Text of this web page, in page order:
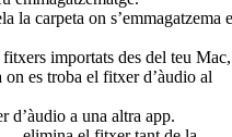
la carpeta on s’emmagatzema
importats des del teu Mac,
on es troba el fitxer d’àudio al
a una altra app.